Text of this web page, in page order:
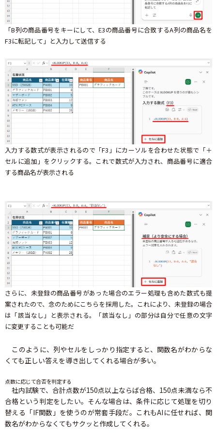
「B列の商品番号をキーにして、E3の商品番号に合致するA列の商品名を
F3に転記して」と入力して送信する
入力する数式が表示されるので「F3」にカーソルを合わせた状態で「＋
セルに追加」をクリックする。これで数式が入力され、商品番号に適合
する商品名が表示される
さらに、未登録の商品番号があった場合のエラー処理も含めた数式も提
案されたので、念のためにこちらを採用した。これにより、未登録の場合
は「該当なし」と表示される。「該当なし」の部分は自分で任意の文字
に変更することも可能だ
このように、列やセルをしっかり指定すると、関数名がわからな
くても正しい答えを導き出してくれる場合が多い。
点数に応じて合否を判定する
社内試験で、合計点数が150点以上ならば合格、150点未満なら不
合格という判定をしたい。そんな場合は、条件に応じて処理を切り
替える「IF関数」を使うのが常套手段だ。これもAIに任せれば、関
数名がわからなくてもサクッと作成してくれる。